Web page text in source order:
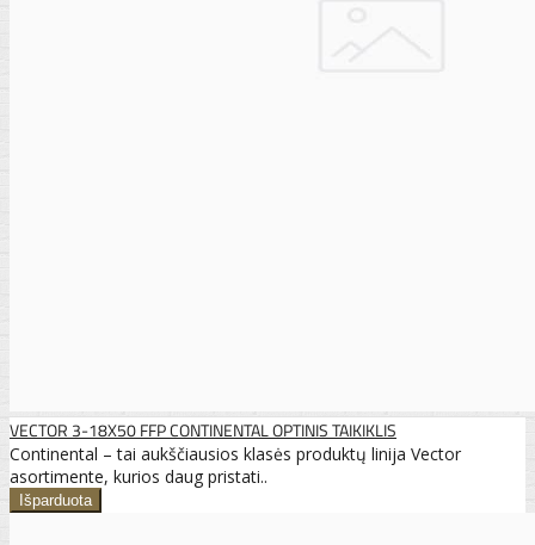
VECTOR 3-18X50 FFP CONTINENTAL OPTINIS TAIKIKLIS
Continental – tai aukščiausios klasės produktų linija Vector
asortimente, kurios daug pristati..